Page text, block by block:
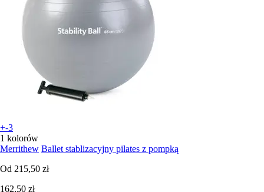
+-3
1 kolorów
Merrithew Ballet stablizacyjny pilates z pompką
Od 215,50 zł
162,50 zł